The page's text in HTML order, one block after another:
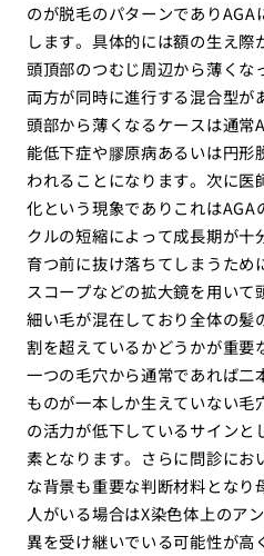
のが脱毛のパターンであり
します。具体的には額の生え
頭頂部のつむじ周辺から薄くな
両方が同時に進行する混合型が
頭部から薄くなるケースは通常
能低下症や膠原病あるいは円形
われることになります。次に
化という現象でありこれは
クルの短縮によって成長期が十
育つ前に抜け落ちてしまうため
スコープなどの拡大鏡を用いて
細い毛が混在しており全体の髪
割を超えているかどうかが重要
一つの毛穴から通常であれば二
ものが一本しか生えていない
の活力が低下しているサインと
素となります。さらに問診に
な背景も重要な判断材料となり
人がいる場合はX染色体上のア
異を受け継いでいる可能性が高